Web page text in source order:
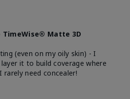
TimeWise® Matte 3D
(even on my oily skin) - I
it to build coverage where
need concealer!